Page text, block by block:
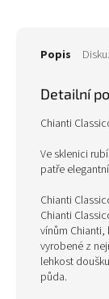
Popis
Detailní
Chianti
Ve sklenici
patře
Chianti
Chianti
vínům Chianti,
vyrobené z
lehkost
půda.